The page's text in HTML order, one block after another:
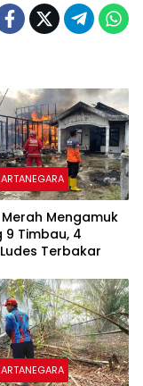
Mengamuk
9 Timbau, 4
Terbakar